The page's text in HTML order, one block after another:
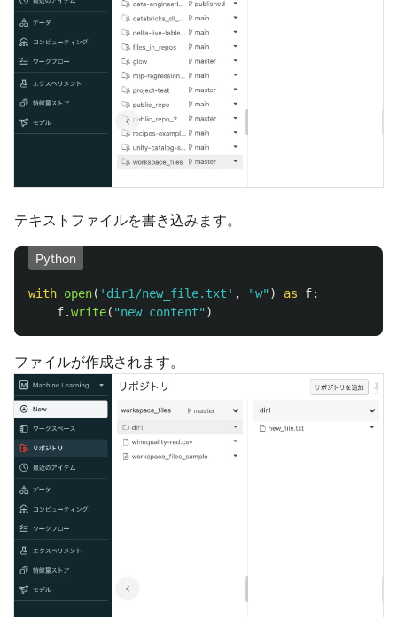
テキストファイルを書き込みます。
Python
with open( ' dir1/new_file.txt ' , "w" ) as f:
f.write( "new content" )
ファイルが作成されます。